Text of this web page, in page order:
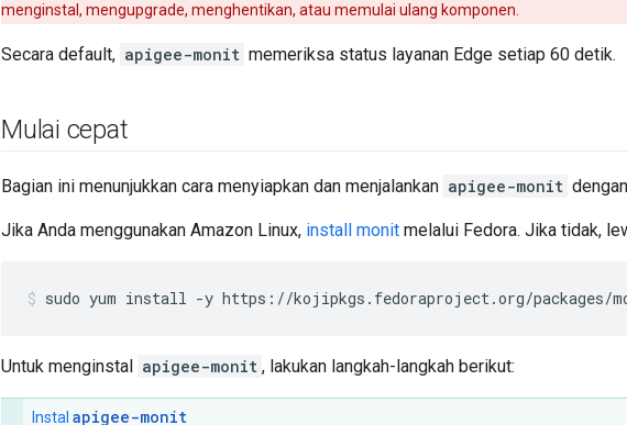
menginstal, mengupgrade, menghentikan, atau memulai ulang komponen.
Secara default, apigee-monit memeriksa status layanan Edge setiap 60 detik.
Mulai cepat
Bagian ini menunjukkan cara menyiapkan dan menjalankan apigee-monit
Jika Anda menggunakan Amazon Linux, install monit melalui Fedora. Jika tidak,
sudo yum install -y https://kojipkgs.fedoraproject.org/packages/
Untuk menginstal apigee-monit , lakukan langkah-langkah berikut:
Instal apigee-monit